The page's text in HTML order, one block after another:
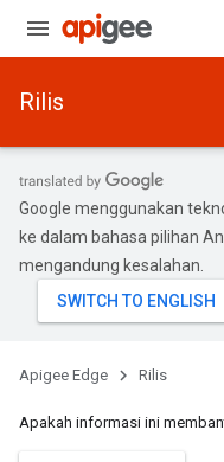
Rilis
Google menggunakan
ke dalam bahasa pilihan
mengandung kesalahan.
Apigee Edge Rilis
Apakah informasi ini